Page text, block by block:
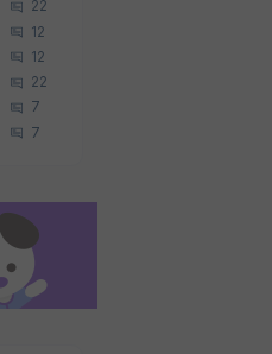
22
12
12
22
7
7